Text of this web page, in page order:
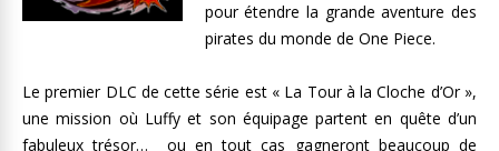
pour étendre la grande aventure des
pirates du monde de One Piece.
Le premier DLC de cette série est « La Tour à la Cloche d’Or »,
une mission où Luffy et son équipage partent en quête d’un
fabuleux trésor… ou en tout cas gagneront beaucoup de